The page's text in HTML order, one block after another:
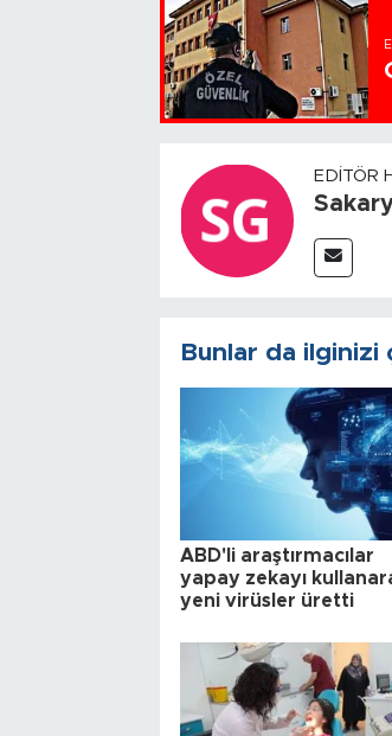
EDITÖR
Bunlar da ilginizi
ABD'li araştırmacılar
yapay zekayı
yeni virüsler üretti